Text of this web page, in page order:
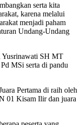
serta kita
karena melalui
menjadi paham
Undang-Undang
Yusrinawati SH MT
MSi serta di pandu
Pertama di raih oleh
01 Kisam Ilir dan juara